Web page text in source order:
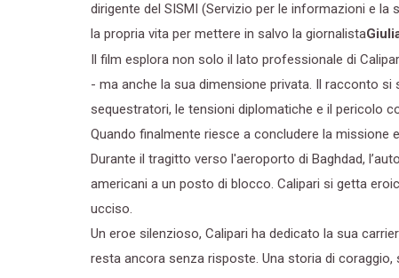
dirigente del SISMI (Servizio per le informazioni e
la propria vita per mettere in salvo la giornalista
Il film esplora non solo il lato professionale di
- ma anche la sua dimensione privata. Il racconto
sequestratori, le tensioni diplomatiche e il pericolo
Quando finalmente riesce a concludere la missione
Durante il tragitto verso l'aeroporto di Baghdad,
americani a un posto di blocco. Calipari si getta
ucciso.
Un eroe silenzioso, Calipari ha dedicato la sua
resta ancora senza risposte. Una storia di